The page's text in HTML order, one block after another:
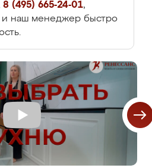
8 (495) 665-24-01,
и наш менеджер быстро